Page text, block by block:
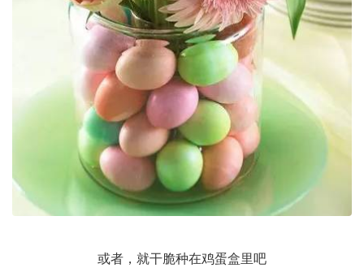
或者，就干脆种在鸡蛋盒里吧